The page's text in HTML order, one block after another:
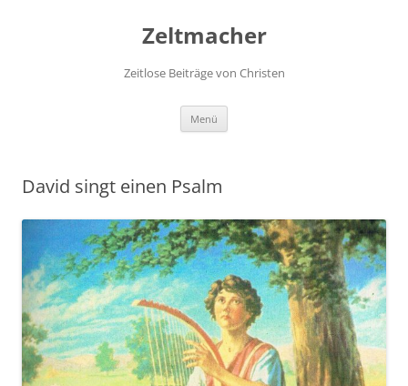
Zeltmacher
Zeitlose Beiträge von Christen
Menü
David singt einen Psalm